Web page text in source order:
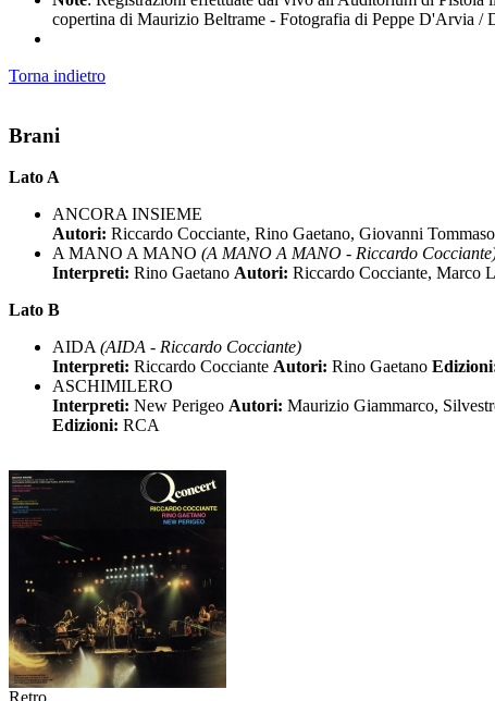
copertina di Maurizio Beltrame - Fotografia di Peppe D'Arvia /
Torna indietro
Brani
Lato A
ANCORA INSIEME
Autori: Riccardo Cocciante, Rino Gaetano, Giovanni Tommaso
A MANO A MANO (A MANO A MANO - Riccardo
Interpreti: Rino Gaetano Autori: Riccardo Cocciante, Marco
Lato B
AIDA (AIDA - Riccardo Cocciante)
Interpreti: Riccardo Cocciante Autori: Rino Gaetano
ASCHIMILERO
Interpreti: New Perigeo Autori: Maurizio Giammarco,
Edizioni: RCA
Retro